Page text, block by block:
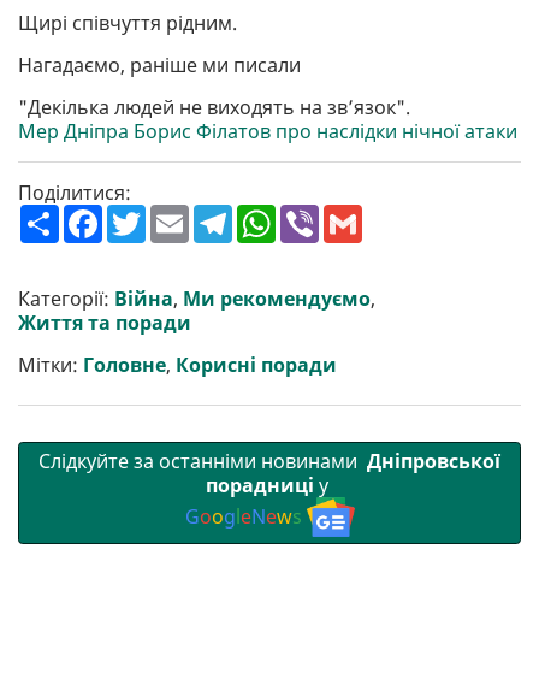
Щирі співчуття рідним.
Нагадаємо, раніше ми писали
"Декілька людей не виходять на зв’язок".
Мер Дніпра Борис Філатов про наслідки нічної атаки
Поділитися:
П
о
р
и
т
F
a
b
o
o
T
w
t
e
r
E
m
l
T
e
g
r
W
h
s
A
V
r l
Категорії: Війна, Ми рекомендуємо,
Життя та поради
Мітки: Головне, Корисні поради
Слідкуйте за останніми новинами Дніпровської
порадниці у
GoogleNews